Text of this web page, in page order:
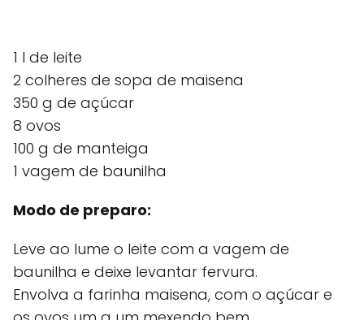
1 l de leite
2 colheres de sopa de maisena
350 g de açúcar
8 ovos
100 g de manteiga
1 vagem de baunilha
Modo de preparo:
Leve ao lume o leite com a vagem de
baunilha e deixe levantar fervura.
Envolva a farinha maisena, com o açúcar e